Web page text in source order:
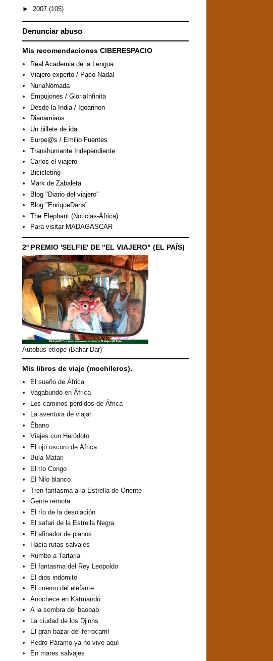
► 2007 (105)
Denunciar abuso
Mis recomendaciones CIBERESPACIO
Real Academia de la Lengua
Viajero experto / Paco Nadal
NuriaNómada
Empujones / GloriaInfinita
Desde la India / Igoarinon
Dianamiaus
Un billete de ida
Eurpe@s / Emilio Fuentes
Transhumante Independiente
Carlos el viajero
Bicicleting
Mark de Zabaleta
Blog "Diario del viajero"
Blog "EnriqueDans"
The Elephant (Noticias-África)
Para visitar MADAGASCAR
2º PREMIO 'SELFIE' DE "EL VIAJERO" (EL PAÍS)
Autobús etíope (Bahar Dar)
Mis libros de viaje (mochileros).
El sueño de África
Vagabundo en África
Los caminos perdidos de África
La aventura de viajar
Ébano
Viajes con Heródoto
El ojo oscuro de África
Bula Matari
El río Congo
El Nilo blanco
Tren fantasma a la Estrella de Oriente
Gente remota
El río de la desolación
El safari de la Estrella Negra
El afinador de pianos
Hacia rutas salvajes
Rumbo a Tartaria
El fantasma del Rey Leopoldo
El dios indómito
El cuerno del elefante
Anochece en Katmandú
A la sombra del baobab
La ciudad de los Djinns
El gran bazar del ferrocarril
Pedro Páramo ya no vive aquí
En mares salvajes